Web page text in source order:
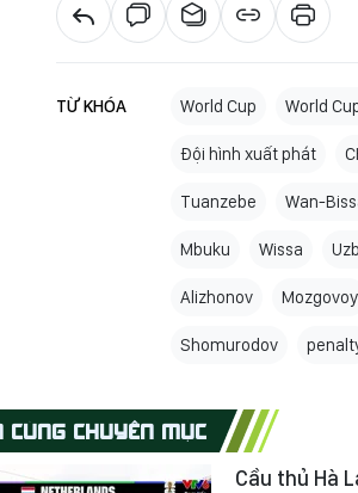
TỪ KHÓA World Cup World
Đội hình xuất phát
Tuanzebe Wan-
Mbuku Wissa
Alizhonov Mozgovoy
Shomurodov
CÙNG CHUYÊN MỤC
Cầu thủ Hà